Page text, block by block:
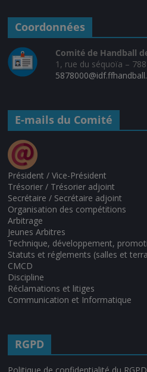
Coordonnées
Comité de Handball
1, rue du séquoïa –
E-mails du Comité
Président / Vice-Président
Trésorier / Trésorier adjoint
Secrétaire / Secrétaire adjoint
Organisation des compétitions
Arbitrage
Jeunes Arbitres
Technique, développement,
Statuts et réglements (salles et
CMCD
Discipline
Réclamations et litiges
Communication et Informatique
RGPD